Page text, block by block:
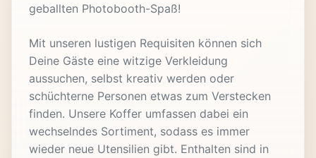
geballten Photobooth-Spaß!
Mit unseren lustigen Requisiten können sich
Deine Gäste eine witzige Verkleidung
aussuchen, selbst kreativ werden oder
schüchterne Personen etwas zum Verstecken
finden. Unsere Koffer umfassen dabei ein
wechselndes Sortiment, sodass es immer
wieder neue Utensilien gibt. Enthalten sind in